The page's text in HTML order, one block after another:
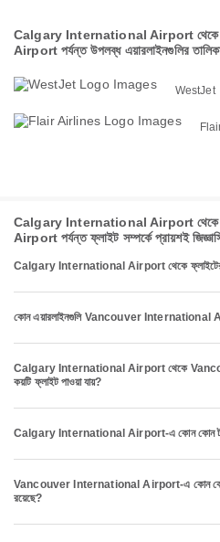
Calgary International Airport
Airport পর্যন্ত উপলব্ধ এয়ারলাইনগুলির
WestJet
Calgary International Airport
Airport পর্যন্ত ফ্লাইট সম্পর্কে প্রায়শই
Calgary International Airport থেকে ফ্লাইটের
কোন এয়ারলাইনগুলি Vancouver International
Calgary International Airport থেকে
কয়টি ফ্লাইট পাওয়া যায়?
Calgary International Airport-এ কোন কোন
Vancouver International Airport-এ কোন কোন
রয়েছে?